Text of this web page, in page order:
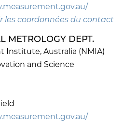
les coordonnées du contact
METROLOGY DEPT.
Institute, Australia (NMIA)
and Science